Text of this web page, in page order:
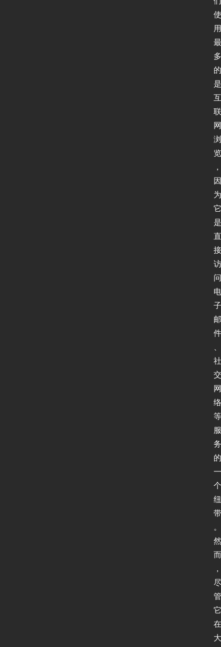
使
用
最
多
的
是
互
联
网
浏
览
，
因
为
它
是
直
接
访
问
电
子
邮
件
社
交
网
络
等
服
务
的
一
个
纽
带
。
然
而
，
尽
管
它
在
大